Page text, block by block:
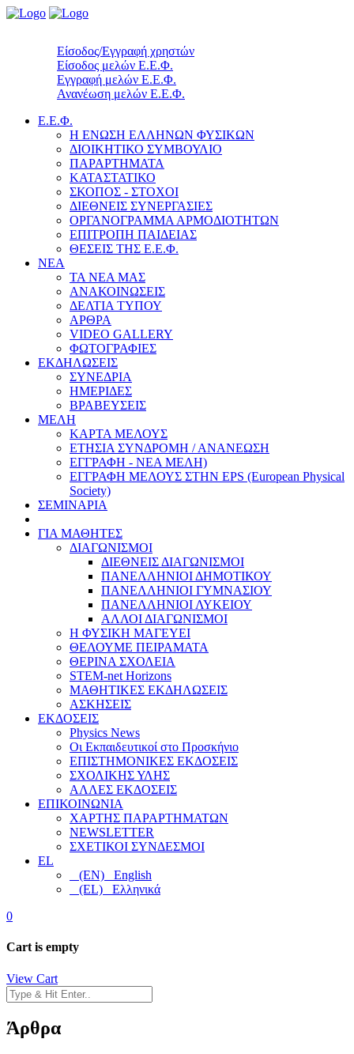
Είσοδος/Εγγραφή χρηστών
Είσοδος μελών Ε.Ε.Φ.
Εγγραφή μελών Ε.Ε.Φ.
Ανανέωση μελών Ε.Ε.Φ.
Ε.Ε.Φ.
Η ΕΝΩΣΗ ΕΛΛΗΝΩΝ ΦΥΣΙΚΩΝ
ΔΙΟΙΚΗΤΙΚΟ ΣΥΜΒΟΥΛΙΟ
ΠΑΡΑΡΤΗΜΑΤΑ
ΚΑΤΑΣΤΑΤΙΚΟ
ΣΚΟΠΟΣ - ΣΤΟΧΟΙ
ΔΙΕΘΝΕΙΣ ΣΥΝΕΡΓΑΣΙΕΣ
ΟΡΓΑΝΟΓΡΑΜΜΑ ΑΡΜΟΔΙΟΤΗΤΩΝ
ΕΠΙΤΡΟΠΗ ΠΑΙΔΕΙΑΣ
ΘΕΣΕΙΣ ΤΗΣ Ε.Ε.Φ.
ΝΕΑ
ΤΑ ΝΕΑ ΜΑΣ
ΑΝΑΚΟΙΝΩΣΕΙΣ
ΔΕΛΤΙΑ ΤΥΠΟΥ
ΑΡΘΡΑ
VIDEO GALLERY
ΦΩΤΟΓΡΑΦΙΕΣ
ΕΚΔΗΛΩΣΕΙΣ
ΣΥΝΕΔΡΙΑ
ΗΜΕΡΙΔΕΣ
ΒΡΑΒΕΥΣΕΙΣ
ΜΕΛΗ
ΚΑΡΤΑ ΜΕΛΟΥΣ
ΕΤΗΣΙΑ ΣΥΝΔΡΟΜΗ / ΑΝΑΝΕΩΣΗ
ΕΓΓΡΑΦΗ - ΝΕΑ ΜΕΛΗ)
ΕΓΓΡΑΦΗ ΜΕΛΟΥΣ ΣΤΗΝ EPS (European Physical
Society)
ΣΕΜΙΝΑΡΙΑ
ΓΙΑ ΜΑΘΗΤΕΣ
ΔΙΑΓΩΝΙΣΜΟΙ
ΔΙΕΘΝΕΙΣ ΔΙΑΓΩΝΙΣΜΟΙ
ΠΑΝΕΛΛΗΝΙΟΙ ΔΗΜΟΤΙΚΟΥ
ΠΑΝΕΛΛΗΝΙΟΙ ΓΥΜΝΑΣΙΟΥ
ΠΑΝΕΛΛΗΝΙΟΙ ΛΥΚΕΙΟΥ
ΑΛΛΟΙ ΔΙΑΓΩΝΙΣΜΟΙ
Η ΦΥΣΙΚΗ ΜΑΓΕΥΕΙ
ΘΕΛΟΥΜΕ ΠΕΙΡΑΜΑΤΑ
ΘΕΡΙΝΑ ΣΧΟΛΕΙΑ
STEM-net Horizons
ΜΑΘΗΤΙΚΕΣ ΕΚΔΗΛΩΣΕΙΣ
ΑΣΚΗΣΕΙΣ
ΕΚΔΟΣΕΙΣ
Physics News
Οι Εκπαιδευτικοί στο Προσκήνιο
ΕΠΙΣΤΗΜΟΝΙΚΕΣ ΕΚΔΟΣΕΙΣ
ΣΧΟΛΙΚΗΣ ΥΛΗΣ
ΑΛΛΕΣ ΕΚΔΟΣΕΙΣ
ΕΠΙΚΟΙΝΩΝΙΑ
ΧΑΡΤΗΣ ΠΑΡΑΡΤΗΜΑΤΩΝ
NEWSLETTER
ΣΧΕΤΙΚΟΙ ΣΥΝΔΕΣΜΟΙ
EL
(EN) English
(EL) Ελληνικά
0
Cart is empty
View Cart
Άρθρα